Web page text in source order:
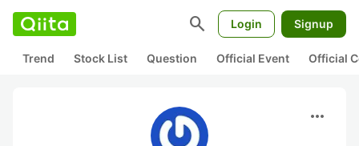
search Login Signup
Trend Stock List Question Official Event Official
more_horiz